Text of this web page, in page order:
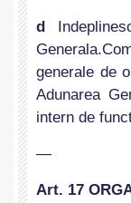
d
generale de
Adunarea
intern de
—
Art. 17